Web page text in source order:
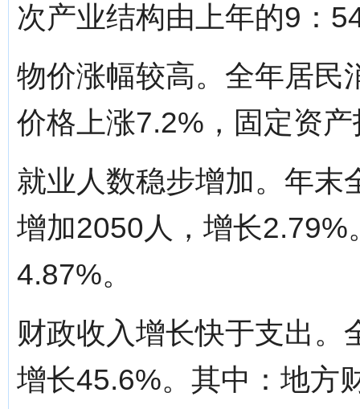
次产业结构由上年的9：
物价涨幅较高。全年居民
价格上涨7.2%，固定资
就业人数稳步增加。年末
增加2050人，增长
4.87%。
财政收入增长快于支出。
增长45.6%。其中：地方